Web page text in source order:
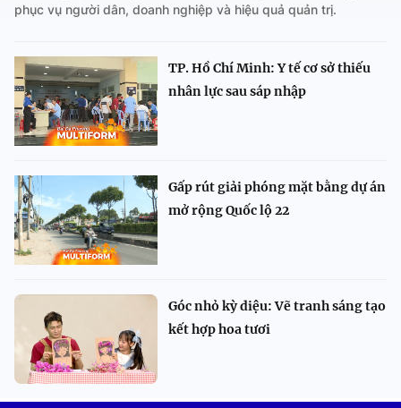
phục vụ người dân, doanh nghiệp và hiệu quả quản trị.
TP. Hồ Chí Minh: Y tế cơ sở thiếu
nhân lực sau sáp nhập
Gấp rút giải phóng mặt bằng dự án
mở rộng Quốc lộ 22
Góc nhỏ kỳ diệu: Vẽ tranh sáng tạo
kết hợp hoa tươi